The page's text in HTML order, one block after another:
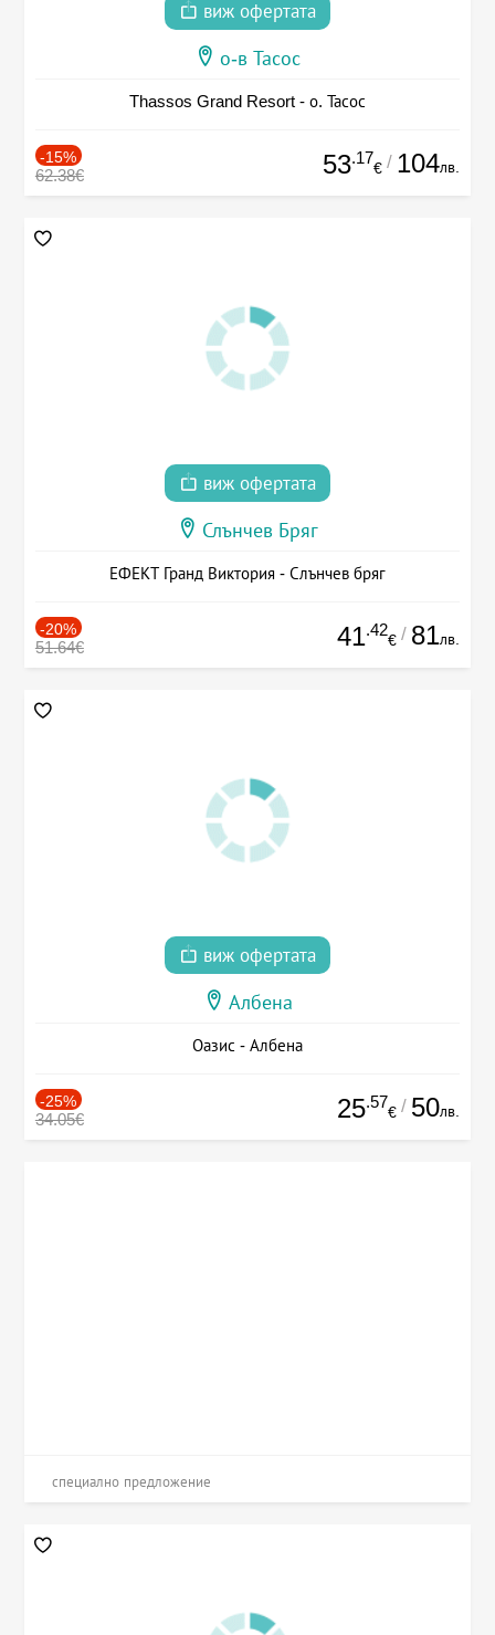
виж офертата
о-в Тасос
Thassos Grand Resort - о. Тасос
-15%
62.38€ 53.17
€ / 104лв.
виж офертата
Слънчев Бряг
ЕФЕКТ Гранд Виктория - Слънчев бряг
-20%
51.64€ 41.42
€ / 81лв.
виж офертата
Албена
Оазис - Албена
-25%
34.05€ 25.57
€ / 50лв.
специално предложение